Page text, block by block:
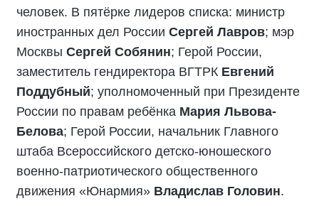
человек. В пятёрке лидеров списка: министр
иностранных дел России Сергей Лавров; мэр
Москвы Сергей Собянин; Герой России,
заместитель гендиректора ВГТРК Евгений
Поддубный; уполномоченный при Президенте
России по правам ребёнка Мария Львова-
Белова; Герой России, начальник Главного
штаба Всероссийского детско-юношеского
военно-патриотического общественного
движения «Юнармия» Владислав Головин.